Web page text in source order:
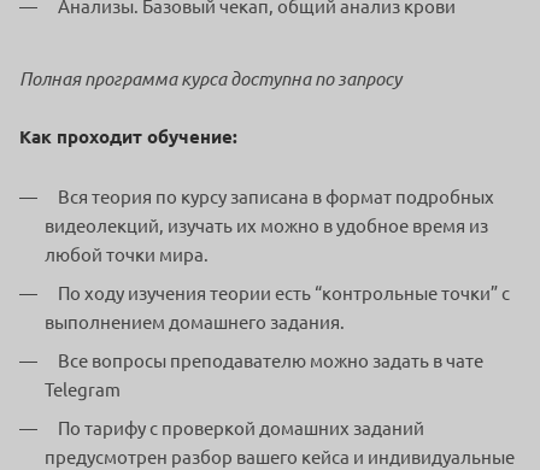
Анализы. Базовый чекап, общий анализ крови
Полная программа курса доступна по запросу
Как проходит обучение:
Вся теория по курсу записана в формат подробных
видеолекций, изучать их можно в удобное время из
любой точки мира.
По ходу изучения теории есть “контрольные точки” с
выполнением домашнего задания.
Все вопросы преподавателю можно задать в чате
Telegram
По тарифу с проверкой домашних заданий
предусмотрен разбор вашего кейса и индивидуальные